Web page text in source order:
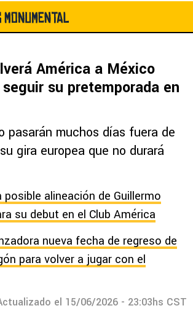
América a México
su pretemporada en
pasarán muchos días fuera de
gira europea que no durará
posible alineación de Guillermo
su debut en el Club América
nueva fecha de regreso de
para volver a jugar con el
el 15/06/2026 - 23:03hs CST